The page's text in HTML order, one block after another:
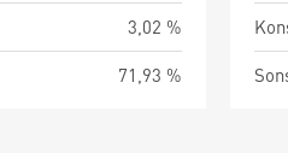
3,02 %
71,93 %